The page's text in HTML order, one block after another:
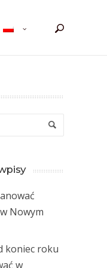
Nowym
koniec roku
w